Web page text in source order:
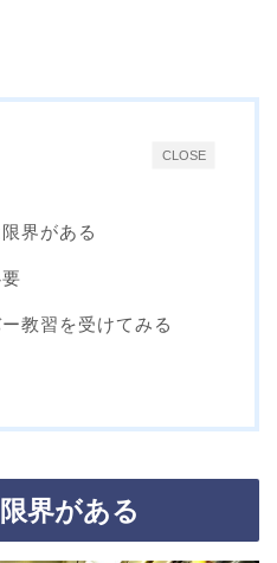
CLOSE
界がある
教習を受けてみる
界がある